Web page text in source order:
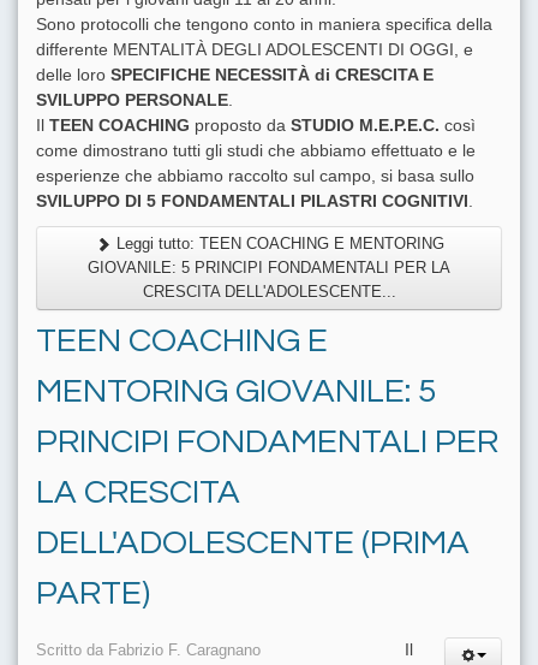
Sono protocolli che tengono conto in maniera specifica della
differente MENTALITÀ DEGLI ADOLESCENTI DI OGGI, e
delle loro SPECIFICHE NECESSITÀ di CRESCITA E
SVILUPPO PERSONALE.
Il TEEN COACHING proposto da STUDIO M.E.P.E.C. così
come dimostrano tutti gli studi che abbiamo effettuato e le
esperienze che abbiamo raccolto sul campo, si basa sullo
SVILUPPO DI 5 FONDAMENTALI PILASTRI COGNITIVI.
Leggi tutto: TEEN COACHING E MENTORING
GIOVANILE: 5 PRINCIPI FONDAMENTALI PER LA
CRESCITA DELL'ADOLESCENTE...
TEEN COACHING E
MENTORING GIOVANILE: 5
PRINCIPI FONDAMENTALI PER
LA CRESCITA
DELL'ADOLESCENTE (PRIMA
PARTE)
Scritto da Fabrizio F. Caragnano
Il